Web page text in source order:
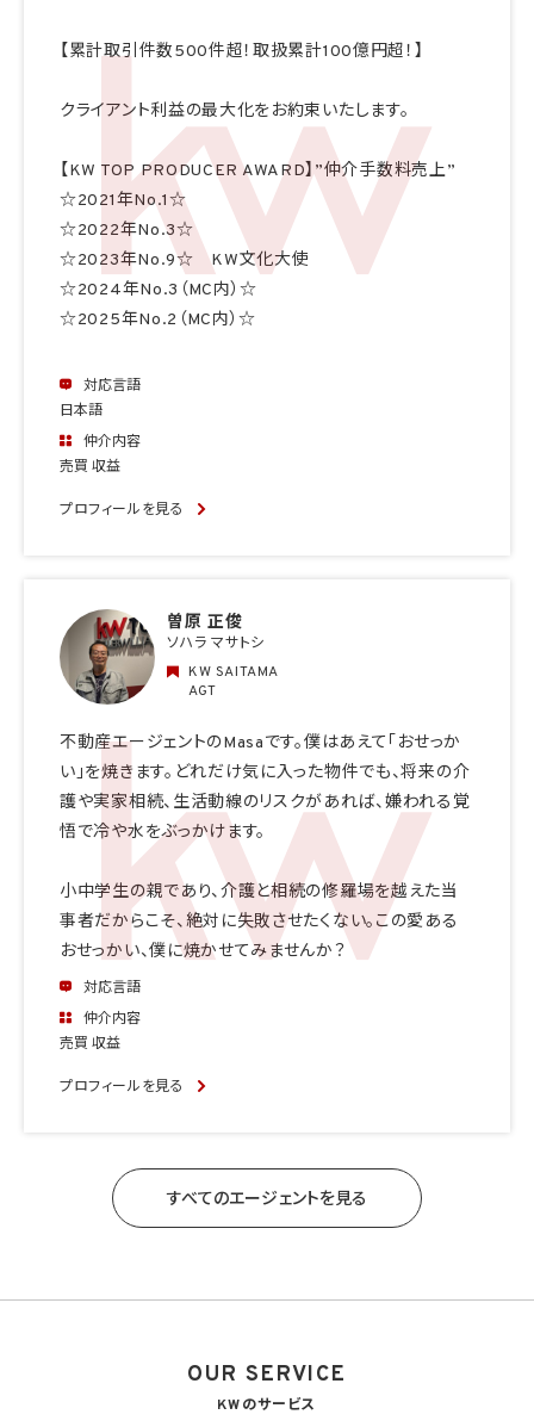
【累計取引件数500件超！取扱累計100億円超！】
クライアント利益の最大化をお約束いたします。
【KW TOP PRODUCER AWARD】”仲介手数料売上”
☆2021年No.1☆
☆2022年No.3☆
☆2023年No.9☆ KW文化大使
☆2024年No.3（MC内）☆
☆2025年No.2（MC内）☆
対応言語
日本語
仲介内容
売買 収益
プロフィールを見る
曽原 正俊
ソハラ マサトシ
KW SAITAMA
AGT
不動産エージェントのMasaです。僕はあえて「おせっか
い」を焼きます。どれだけ気に入った物件でも、将来の介
護や実家相続、生活動線のリスクがあれば、嫌われる覚
悟で冷や水をぶっかけます。
小中学生の親であり、介護と相続の修羅場を越えた当
事者だからこそ、絶対に失敗させたくない。この愛ある
おせっかい、僕に焼かせてみませんか？
対応言語
仲介内容
売買 収益
プロフィールを見る
すべてのエージェントを見る
OUR SERVICE
KWのサービス